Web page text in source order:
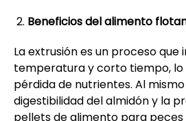
Beneficios del alimento
La extrusión es un proceso que
temperatura y corto tiempo, lo
pérdida de nutrientes. Al
digestibilidad del almidón y la
pellets de alimento para